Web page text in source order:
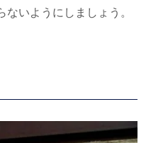
いようにしましょう。